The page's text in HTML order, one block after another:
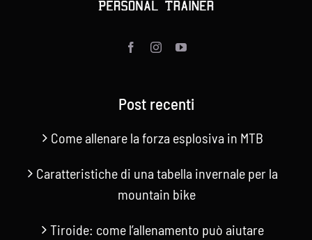
Post recenti
Come allenare la forza esplosiva in MTB
Caratteristiche di una tabella invernale per la
mountain bike
Tiroide: come l’allenamento può aiutare